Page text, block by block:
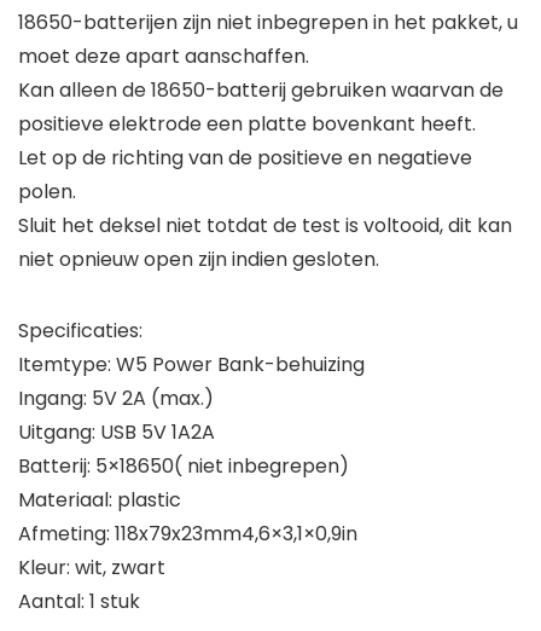
18650-batterijen zijn niet inbegrepen in het pakket, u
moet deze apart aanschaffen.
Kan alleen de 18650-batterij gebruiken waarvan de
positieve elektrode een platte bovenkant heeft.
Let op de richting van de positieve en negatieve
polen.
Sluit het deksel niet totdat de test is voltooid, dit kan
niet opnieuw open zijn indien gesloten.
Specificaties:
Itemtype: W5 Power Bank-behuizing
Ingang: 5V 2A (max.)
Uitgang: USB 5V 1A2A
Batterij: 5×18650( niet inbegrepen)
Materiaal: plastic
Afmeting: 118x79x23mm4,6×3,1×0,9in
Kleur: wit, zwart
Aantal: 1 stuk